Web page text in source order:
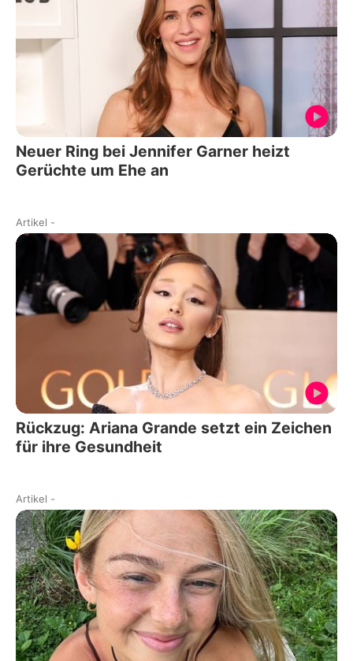
Neuer Ring bei Jennifer Garner heizt
Gerüchte um Ehe an
Artikel -
Rückzug: Ariana Grande setzt ein Zeichen
für ihre Gesundheit
Artikel -